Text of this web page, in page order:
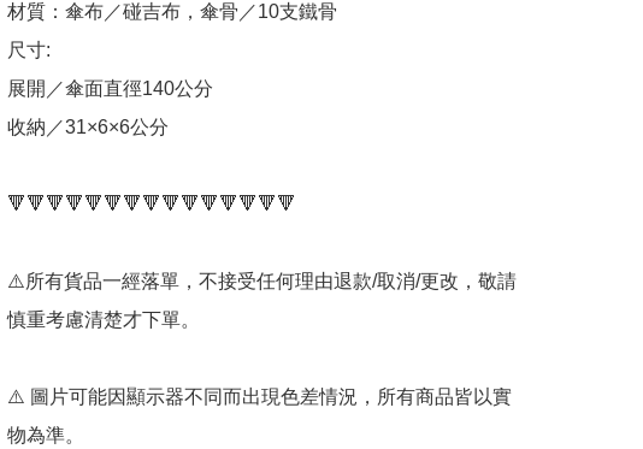
材質：傘布／碰吉布，傘骨／10支鐵骨
尺寸:
展開／傘面直徑140公分
收納／31×6×6公分
🔻🔻🔻🔻🔻🔻🔻🔻🔻🔻🔻🔻🔻🔻🔻
⚠️所有貨品一經落單，不接受任何理由退款/取消/更改，敬請
慎重考慮清楚才下單。
⚠️ 圖片可能因顯示器不同而出現色差情況，所有商品皆以實